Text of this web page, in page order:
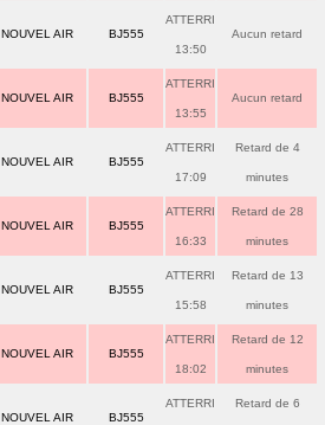
NOUVEL AIR BJ555
ATTERRI
13:50
Aucun retard
NOUVEL AIR BJ555
ATTERRI
13:55
Aucun retard
NOUVEL AIR BJ555
ATTERRI
17:09
Retard de 4
minutes
NOUVEL AIR BJ555
ATTERRI
16:33
Retard de 28
minutes
NOUVEL AIR BJ555
ATTERRI
15:58
Retard de 13
minutes
NOUVEL AIR BJ555
ATTERRI
18:02
Retard de 12
minutes
NOUVEL AIR BJ555
ATTERRI Retard de 6